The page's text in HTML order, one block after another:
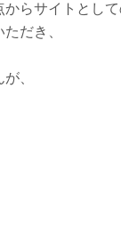
らサイトとし
だき、
、